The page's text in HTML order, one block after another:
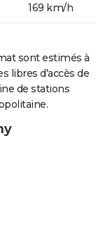
169 km/h
sont estimés à
libres d'accès de
de stations